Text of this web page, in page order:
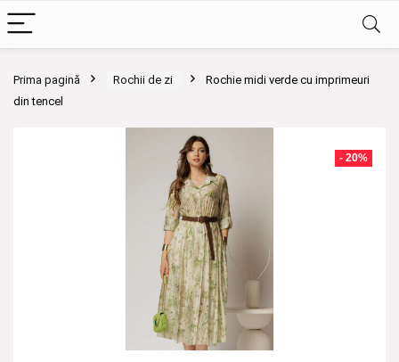
Prima pagină Rochii de zi
Rochie midi verde cu imprimeuri
din tencel
- 20%